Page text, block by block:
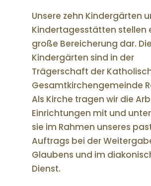
Unsere zehn Kindergärten
Kindertagesstätten stellen
große Bereicherung dar. Die
Kindergärten sind in der
Trägerschaft der
Gesamtkirchengemeinde
Als Kirche tragen wir die
Einrichtungen mit und
sie im Rahmen unseres
Auftrags bei der
Glaubens und im
Dienst.